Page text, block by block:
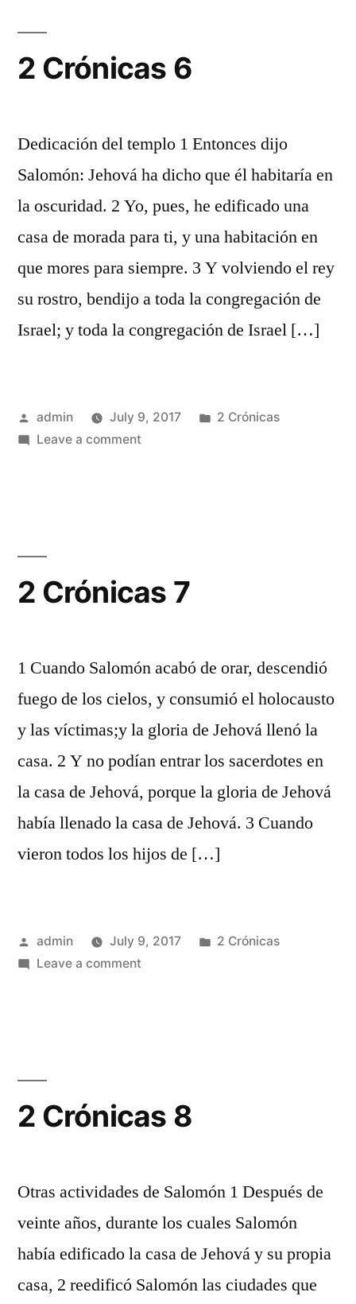
2 Crónicas 6
Dedicación del templo 1 Entonces dijo
Salomón: Jehová ha dicho que él habitaría en
la oscuridad. 2 Yo, pues, he edificado una
casa de morada para ti, y una habitación en
que mores para siempre. 3 Y volviendo el rey
su rostro, bendijo a toda la congregación de
Israel; y toda la congregación de Israel […]
Posted
by
admin July 9, 2017
Posted
2 Crónicas
Leave a commenton
2 Crónicas 7
1 Cuando Salomón acabó de orar, descendió
fuego de los cielos, y consumió el holocausto
y las víctimas;y la gloria de Jehová llenó la
casa. 2 Y no podían entrar los sacerdotes en
la casa de Jehová, porque la gloria de Jehová
había llenado la casa de Jehová. 3 Cuando
vieron todos los hijos de […]
Posted
by
admin July 9, 2017
Posted
2 Crónicas
Leave a commenton
2 Crónicas 8
Otras actividades de Salomón 1 Después de
veinte años, durante los cuales Salomón
había edificado la casa de Jehová y su propia
casa, 2 reedificó Salomón las ciudades que